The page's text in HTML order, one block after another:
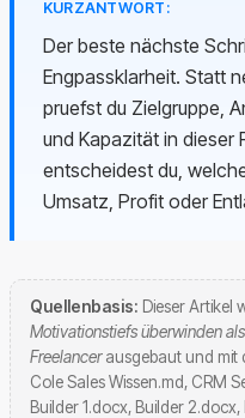
KURZANTWORT:
Der beste nächste
Engpassklarheit. Statt
pruefst du Zielgruppe,
und Kapazität in dieser
entscheidest du,
Umsatz, Profit oder
Quellenbasis: Dieser Artikel
Motivationstiefs überwinden
Freelancerausgebaut und mit
Cole Sales Wissen.md, CRM
Builder 1.docx, Builder